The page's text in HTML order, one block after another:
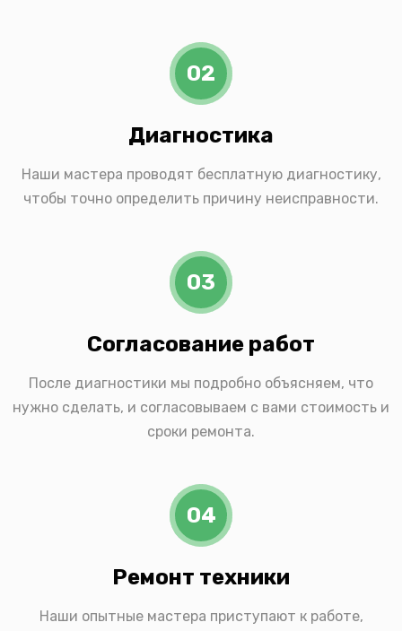
02
Диагностика
Наши мастера проводят бесплатную диагностику,
чтобы точно определить причину неисправности.
03
Согласование работ
После диагностики мы подробно объясняем, что
нужно сделать, и согласовываем с вами стоимость и
сроки ремонта.
04
Ремонт техники
Наши опытные мастера приступают к работе,